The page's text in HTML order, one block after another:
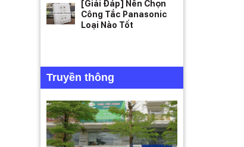
[Giải Đáp] Nên Chọn
Công Tắc Panasonic
Loại Nào Tốt
Truyền thông